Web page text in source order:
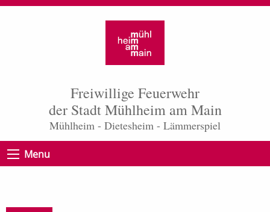
Freiwillige Feuerwehr
der Stadt Mühlheim am Main
Mühlheim - Dietesheim - Lämmerspiel
Menu